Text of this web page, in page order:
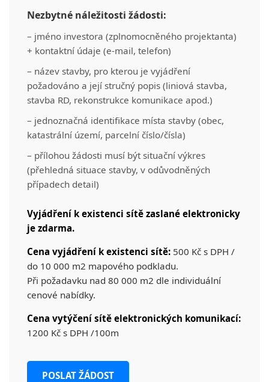
Nezbytné náležitosti žádosti:
– jméno investora (zplnomocněného projektanta)
+ kontaktní údaje (e-mail, telefon)
– název stavby, pro kterou je vyjádření
požadováno a její stručný popis (liniová stavba,
stavba RD, rekonstrukce komunikace apod.)
– jednoznačná identifikace místa stavby (obec,
katastrální území, parcelní číslo/čísla)
– přílohou žádosti musí být situační výkres
(přehledná situace stavby, v odůvodněných
případech detail)
Vyjádření k existenci sítě zaslané elektronicky
je zdarma.
Cena vyjádření k existenci sítě: 500 Kč s DPH /
do 10 000 m2 mapového podkladu.
Při požadavku nad 80 000 m2 dle individuální
cenové nabídky.
Cena vytýčení sítě elektronických komunikací:
1200 Kč s DPH /100m
POSLAT ŽÁDOST